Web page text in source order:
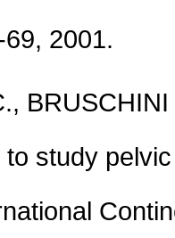
2001.
study